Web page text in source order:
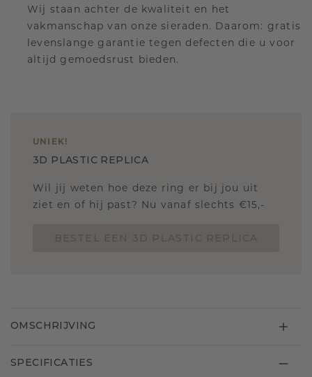
Wij staan achter de kwaliteit en het
vakmanschap van onze sieraden. Daarom: gratis
levenslange garantie tegen defecten die u voor
altijd gemoedsrust bieden.
UNIEK!
3D PLASTIC REPLICA
Wil jij weten hoe deze ring er bij jou uit
ziet en of hij past? Nu vanaf slechts €15,-
OMSCHRIJVING
SPECIFICATIES